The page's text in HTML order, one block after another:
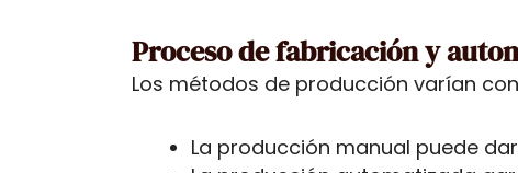
Proceso de fabricación y
Los métodos de producción varían
La producción manual puede